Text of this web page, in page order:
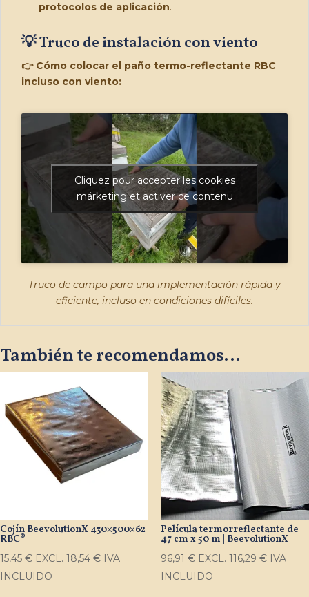
protocolos de aplicación.
💡 Truco de instalación con viento
👉 Cómo colocar el paño termo-reflectante RBC
incluso con viento:
Cliquez pour accepter les cookies
márketing et activer ce contenu
Truco de campo para una implementación rápida y
eficiente, incluso en condiciones difíciles.
También te recomendamos…
Cojín BeevolutionX 430×500×62
RBC®
15,45 € EXCL. 18,54 € IVA
INCLUIDO
Película termorreflectante de
47 cm x 50 m | BeevolutionX
96,91 € EXCL. 116,29 €IVA
INCLUIDO